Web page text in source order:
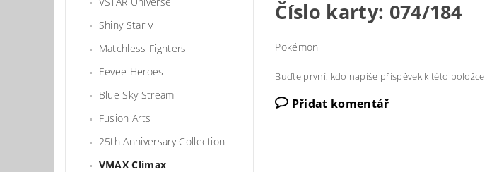
Shiny Star V
Matchless Fighters
Eevee Heroes
Blue Sky Stream
Fusion Arts
25th Anniversary Collection
VMAX Climax
Číslo karty: 074/184
Pokémon
Buďte první, kdo napíše příspěvek k této položce.
Přidat komentář